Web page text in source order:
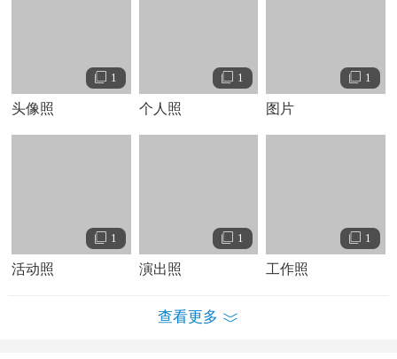
品。由于不断的潜心于创作，从而为很多歌手写出了大热单
曲，如刘德华-「缺陷美」<电影"阿虎"主题曲>、言承旭「我
是真的真的很爱你」、
任贤齐
概念专辑-《起初》创作了《地球在哭泣》和《种树》两首
歌。除了写歌来传递环保概念，罗文裕自己也会身体力行传
袋，尽量不使用免洗餐具。在新专辑《好感觉》中，就收录
1
头像照
1
个人照
1
图片
1
活动照
1
演出照
1
工作照
查看更多